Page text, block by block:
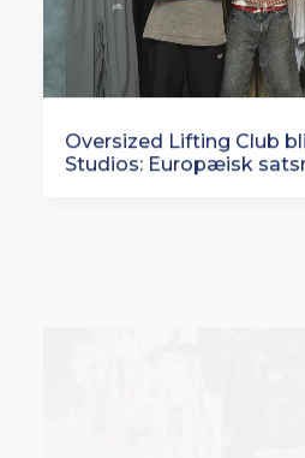
Oversized Lifting Club
Studios: Europæisk